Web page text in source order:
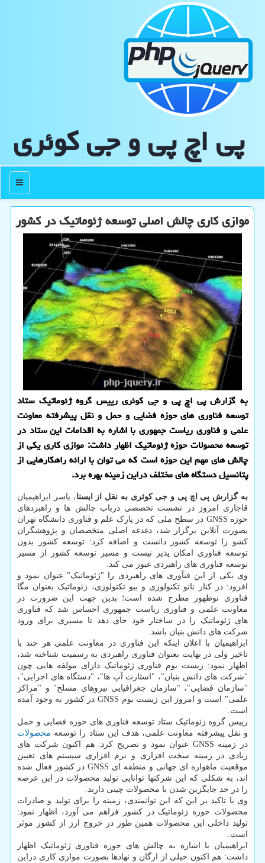
پی اچ پی و جی كوئری
منو
موازی کاری چالش اصلی توسعه ژئوماتیک در کشور
به گزارش پی اچ پی و جی کوئری رییس گروه ژئوماتیک ستاد
توسعه فناوری های حوزه فضایی و حمل و نقل پیشرفته معاونت
علمی و فناوری ریاست جمهوری با اشاره به اقدامات این ستاد در
توسعه محصولات حوزه ژئوماتیک اظهار داشت: موازی کاری یکی از
چالش های مهم این حوزه است که می توان با ارائه راهکارهایی از
پتانسیل دستگاه های مختلف دراین زمینه بهره برد.
به گزارش پی اچ پی و جی کوئری به نقل از ایسنا، یاسر ابراهیمیان
قاجاری امروز در نشست تخصصی درباب چالش ها و راهبردهای
حوزه GNSS در سطح ملی که در پارک علم و فناوری دانشگاه تهران
بصورت آنلاین برگزار شد، دغدغه اصلی متخصصان و پژوهشگران
کشو را توسعه کشور دانست و اضافه کرد: توسعه کشور بدون
توسعه فناوری امکان پذیر نیست و مسیر توسعه کشور از مسیر
توسعه فناوری های راهبردی عبور می کند.
وی یکی از این فنآوری های راهبردی را "ژئوماتیک" عنوان نمود و
افزود: در کنار نانو تکنولوژی و بیو تکنولوژی، ژئوماتیک بعنوان مگا
فناوری نوظهور مطرح شده است؛ بدین جهت این ضرورت در
معاونت علمی و فناوری ریاست جمهوری احساس شد که فناوری
های ژئوماتیک را در ساختار خود جای دهد تا مسیری برای ورود
شرکت های دانش بنیان باشد.
ابراهیمیان با اعلان اینکه این فناوری در معاونت علمی هر چند با
تاخیر ولی در نهایت بعنوان فناوری راهبردی به رسمیت شناخته شد،
اظهار نمود: زیست بوم فناوری ژئوماتیک دارای مولفه هایی چون
"شرکت های دانش بنیان"، "استارت آپ ها"، "دستگاه های اجرایی"،
"سازمان فضایی"، "سازمان جغرافیایی نیروهای مسلح" و "مراکز
علمی" است و امروز این زیست بوم GNSS در کشور به وجود آمده
است.
رییس گروه ژئوماتیک ستاد توسعه فناوری های حوزه فضایی و حمل
و نقل پیشرفته معاونت علمی، هدف این ستاد را توسعه محصولات
در زمینه GNSS عنوان نمود و تصریح کرد: هم اکنون شرکت های
زیادی در زمینه سخت افزاری و نرم افزاری سیستم های تعیین
موقعیت ماهواره ای جهانی و منطقه ای GNSS در کشور فعال شده
اند، به شکلی که این شرکتها توانایی تولید محصولات در این عرصه
را در حد جایگزین شدن با محصولات چینی دارند.
وی با تاکید بر این که این توانمندی، زمینه را برای تولید و صادرات
محصولات حوزه ژئوماتیک در کشور فراهم می آورد، اظهار نمود:
تولید داخلی این محصولات همین طور در خروج ارز از کشور موثر
است.
ابراهیمیان با اشاره به چالش های حوزه فناوری ژئوماتیک اظهار
داشت: هم اکنون خیلی از ارگان و نهادها بصورت موازی کاری دراین